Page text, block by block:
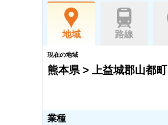
地域 路線
現在の地域
熊本県 > 上益城郡山都町
業種